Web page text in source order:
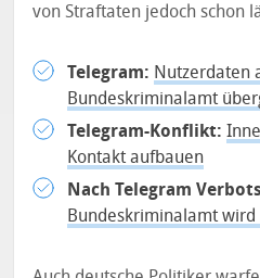
von Straftaten jedoch schon
Telegram: Nutzerdaten
Bundeskriminalamt
Telegram-Konflikt:
Kontakt aufbauen
Nach Telegram
Bundeskriminalamt